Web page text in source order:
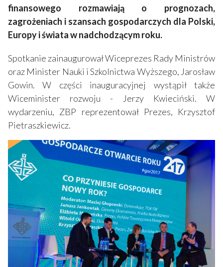
finansowego rozmawiają o prognozach,
zagrożeniach i szansach gospodarczych dla Polski,
Europy i świata w nadchodzącym roku.
Spotkanie zainaugurował Wiceprezes Rady Ministrów
oraz Minister Nauki i Szkolnictwa Wyższego, Jarosław
Gowin. W części inauguracyjnej wystąpił także
Wiceminister rozwoju - Jerzy Kwieciński. W
wydarzeniu, ZBP reprezentował Prezes, Krzysztof
Pietraszkiewicz.